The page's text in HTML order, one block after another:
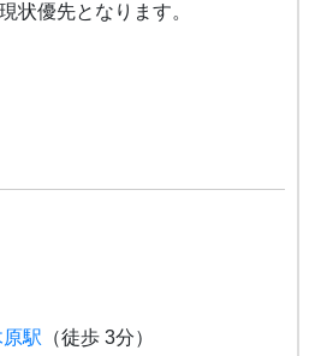
現状優先となります。
駅 （徒歩 3分）